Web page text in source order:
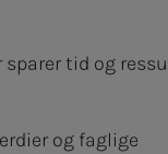
tid og
og faglige